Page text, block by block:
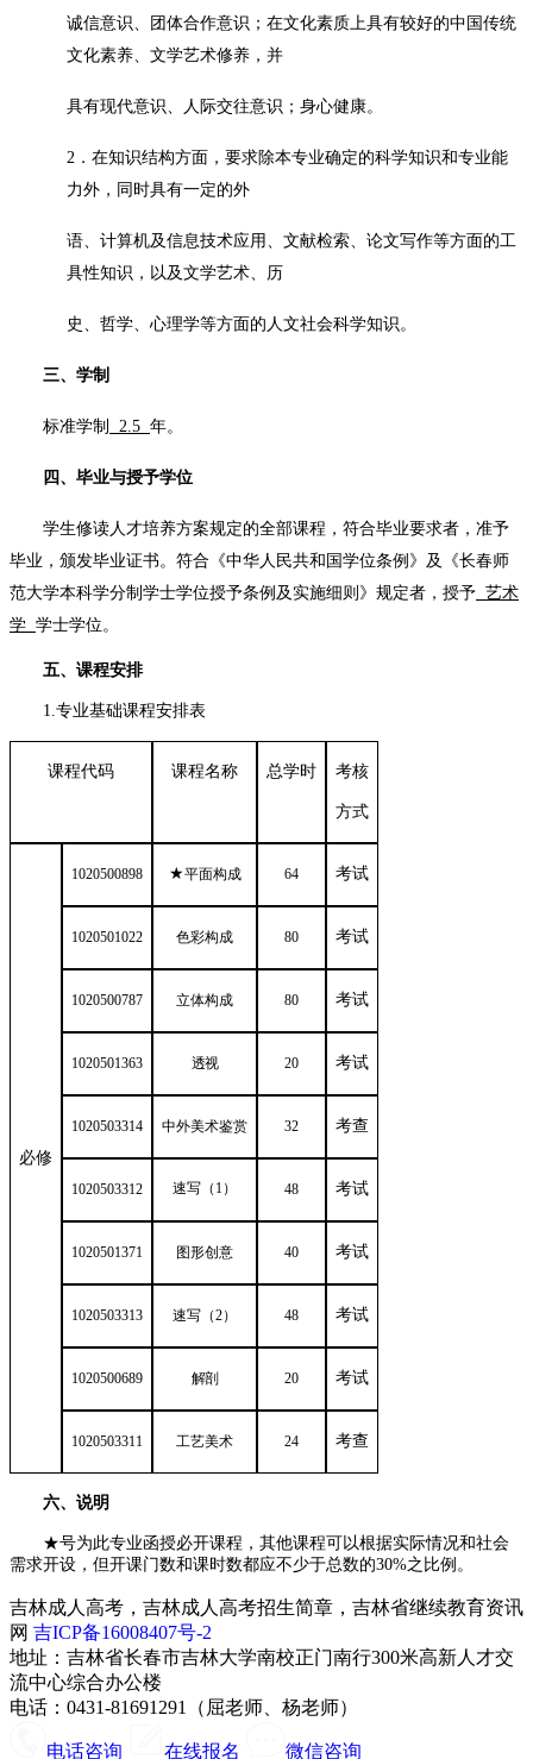
诚信意识、团体合作意识；在文化素质上具有较好的中国传统
文化素养、文学艺术修养，并
具有现代意识、人际交往意识；身心健康。
2．在知识结构方面，要求除本专业确定的科学知识和专业能
力外，同时具有一定的外
语、计算机及信息技术应用、文献检索、论文写作等方面的工
具性知识，以及文学艺术、历
史、哲学、心理学等方面的人文社会科学知识。
三、学制
标准学制 2.5 年。
四、毕业与授予学位
学生修读人才培养方案规定的全部课程，符合毕业要求者，准予
毕业，颁发毕业证书。符合《中华人民共和国学位条例》及《长春师
范大学本科学分制学士学位授予条例及实施细则》规定者 ，授予 艺术
学 学士学位。
五、课程安排
1.专业基础课程安排表
课程代码 课程名称 总学时 考核
方式
必修
1020500898 ★平面构成 64 考试
1020501022 色彩构成 80 考试
1020500787 立体构成 80 考试
1020501363 透视 20 考试
1020503314 中外美术鉴赏 32 考查
1020503312 速写（1） 48 考试
1020501371 图形创意 40 考试
1020503313 速写（2） 48 考试
1020500689 解剖 20 考试
1020503311 工艺美术 24 考查
六、说明
★号为此专业函授必开课程，其他课程可以根据实际情况和社会
需求开设，但开课门数和课时数都应不少于总数的30%之比例。
吉林成人高考，吉林成人高考招生简章，吉林省继续教育资讯
网 吉ICP备16008407号-2
地址：吉林省长春市吉林大学南校正门南行300米高新人才交
流中心综合办公楼
电话：0431-81691291（屈老师、杨老师）
电话咨询 在线报名 微信咨询